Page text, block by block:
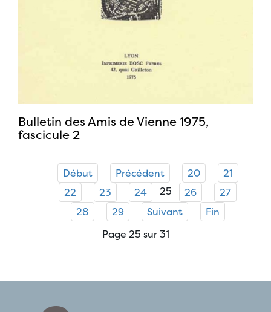
Bulletin des Amis de Vienne 1975,
fascicule 2
Début Précédent 20
21
22
23 24 25 26
27
28
29 Suivant
Fin
Page 25 sur 31